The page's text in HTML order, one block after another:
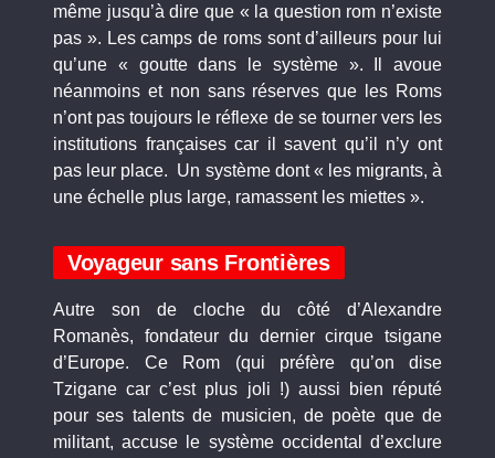
même jusqu’à dire que « la question rom n’existe
pas ». Les camps de roms sont d’ailleurs pour lui
qu’une « goutte dans le système ». Il avoue
néanmoins et non sans réserves que les Roms
n’ont pas toujours le réflexe de se tourner vers les
institutions françaises car il savent qu’il n’y ont
pas leur place. Un système dont « les migrants, à
une échelle plus large, ramassent les miettes ».
Voyageur sans Frontières
Autre son de cloche du côté d’Alexandre
Romanès, fondateur du dernier cirque tsigane
d’Europe. Ce Rom (qui préfère qu’on dise
Tzigane car c’est plus joli !) aussi bien réputé
pour ses talents de musicien, de poète que de
militant, accuse le système occidental d’exclure